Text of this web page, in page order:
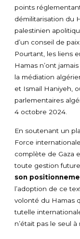
points
démilitarisation du
palestinien
d’un conseil de
Pourtant, les liens
Hamas n’ont
la médiation
et Ismaïl Haniyeh,
parlementaires
4 octobre 2024.
En soutenant un
Force
complète de Gaza
toute gestion future
son
l’adoption de ce
volonté du Hamas
tutelle
n’était pas le seul